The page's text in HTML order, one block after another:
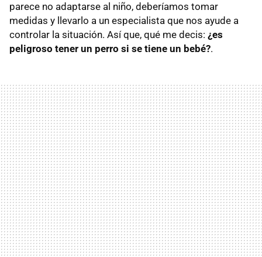
parece no adaptarse al niño, deberíamos tomar
medidas y llevarlo a un especialista que nos ayude a
controlar la situación. Así que, qué me decis: ¿es
peligroso tener un perro si se tiene un bebé?.